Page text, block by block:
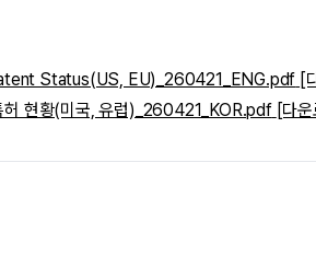
Status(US, EU)_260421_ENG.pdf [
현황(미국, 유럽)_260421_KOR.pdf [다